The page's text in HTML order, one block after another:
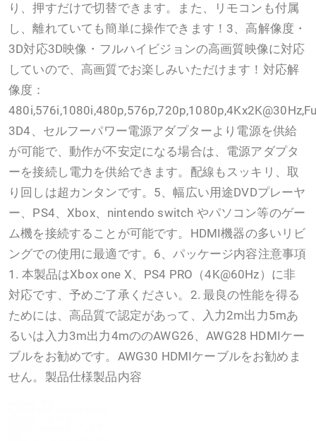
り、押すだけで切替できます。また、リモコンも付属
し、離れていても簡単に操作できます！3、高解像度・
3D対応3D映像・フルハイビジョンの高画質映像に対応
していので、高画質でお楽しみいただけます！対応解
像度：
3D4、セルフーパワー電源アダプターより電源を供給
が可能で、動作が不安定になる場合は、電源アダプタ
ーを接続し電力を供給できます。配線もスッキリ、取
り回しは超カンタンです。5、幅広い用途DVDプレーヤ
ー、PS4、Xbox、nintendo switch やパソコン等のゲー
ム機を接続することが可能です。HDMI機器の多いリビ
ングでの使用に最適です。6、パッケージ内容注意事項
1. 本製品はXbox one X、PS4 PRO（4K@60Hz）に非
対応です、予めご了承ください。2. 最良の性能を得る
ためには、高品質で認定があって、入力2m出力5mあ
るいは入力3m出力4mののAWG26、AWG28 HDMIケー
ブルをお勧めです。AWG30 HDMIケーブルをお勧めま
せん。製品仕様製品内容